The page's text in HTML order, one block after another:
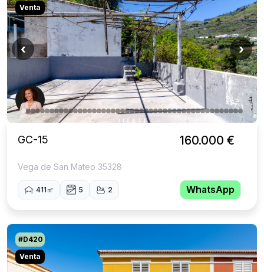
‹ ›
Venta
GC-15
Vega de San Mateo 35328
411㎡ 5 2
160.000 €
WhatsApp
#D420
Venta